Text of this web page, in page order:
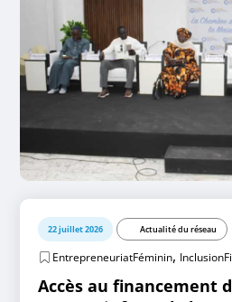
22 juillet 2026 Actualité du réseau
EntrepreneuriatFéminin,
Accès au financement